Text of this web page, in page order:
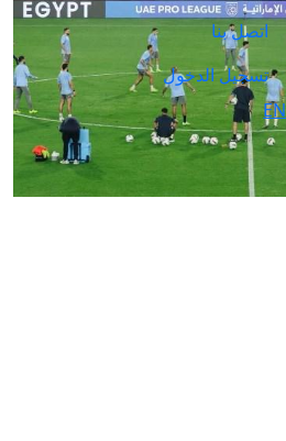
اتصل بنا
تسجيل الدخول
EN